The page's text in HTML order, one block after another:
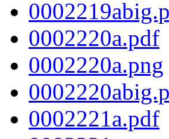
0002220a.pdf
0002220a.png
0002221a.pdf